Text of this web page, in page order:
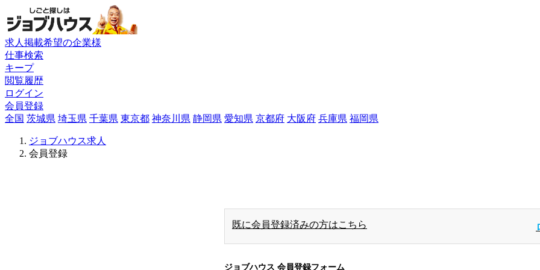
求人掲載希望の企業様
仕事検索
キープ
閲覧履歴
ログイン
会員登録
全国 茨城県 埼玉県 千葉県 東京都 神奈川県 静岡県 愛知県 京都府 大阪府 兵庫県 福岡県
ジョブハウス求人
会員登録
既に会員登録済みの方はこちら
ジョブハウス 会員登録フォーム